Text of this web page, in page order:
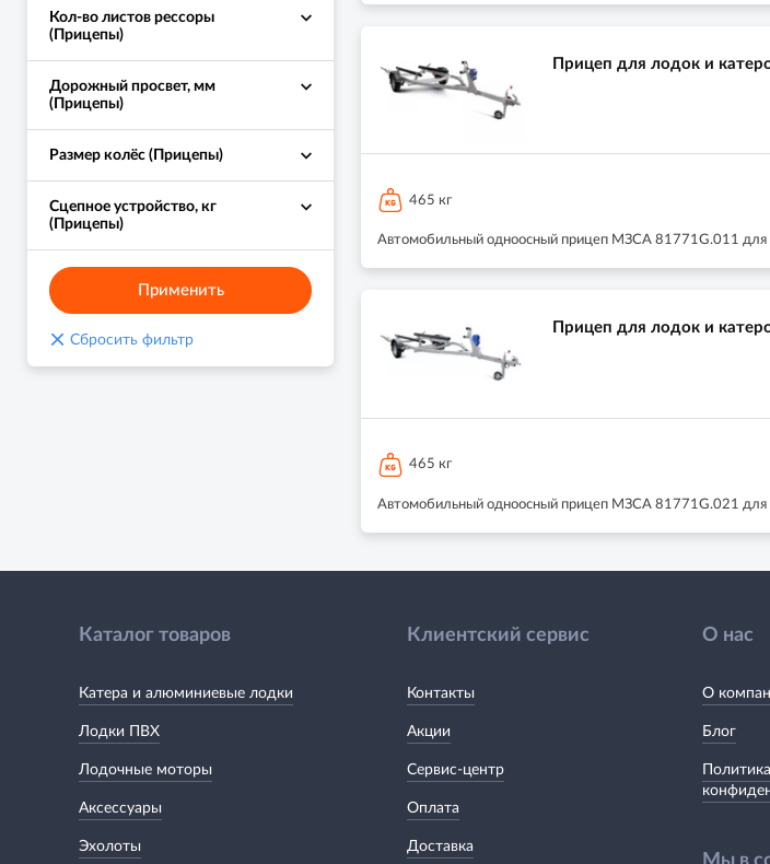
Кол-во листов рессоры
(Прицепы)
Дорожный просвет, мм
(Прицепы)
Размер колёс (Прицепы)
Сцепное устройство, кг
(Прицепы)
Применить
× Сбросить фильтр
Прицеп для лодок и
465 кг
Автомобильный одноосный прицеп МЗСА 81771G.011 для
Прицеп для лодок и
465 кг
Автомобильный одноосный прицеп МЗСА 81771G.021 для
Каталог товаров
Катера и алюминиевые лодки
Лодки ПВХ
Лодочные моторы
Аксессуары
Эхолоты
Клиентский сервис
Контакты
Акции
Сервис-центр
Оплата
Доставка
О нас
О
Блог
Политика